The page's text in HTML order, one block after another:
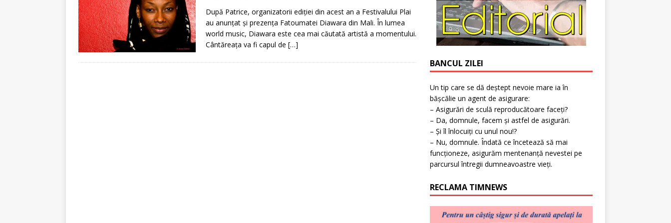
[ 5 august 2026 ]
După Patrice, organizatorii ediţiei din acest an a Festivalului Plai
au anunţat şi prezenţa Fatoumatei Diawara din Mali. În lumea
world music, Diawara este cea mai căutată artistă a momentului.
Cântăreaţa va fi capul de […]
BANCUL ZILEI
Un tip care se dă deștept nevoie mare ia în
bășcălie un agent de asigurare:
– Asigurări de sculă reproducătoare faceți?
– Da, domnule, facem și astfel de asigurări.
– Și îl înlocuiți cu unul nou!?
– Nu, domnule. Îndată ce încetează să mai
funcționeze, asigurăm mentenanță nevestei pe
parcursul întregii dumneavoastre vieți.
RECLAMA TIMNEWS